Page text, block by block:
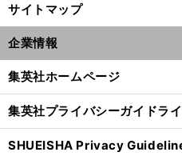
サイトマップ
企業情報
集英社ホームページ
集英社プライバシーガイドラ
SHUEISHA Privacy